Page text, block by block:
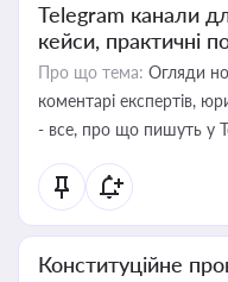
Telegram канали
кейси, практичні
Про що тема: Огляди
коментарі експертів,
- все, про що пишуть у
Конституційне